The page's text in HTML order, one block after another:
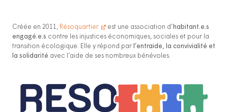
Créée en 2011, Résoquartier est une association d’ habitant.e.s
engagé.e.s contre les injustices économiques, sociales et pour la
transition écologique. Elle y répond par l’entraide, la convivialité et
la solidarité avec l’aide de ses nombreux bénévoles.